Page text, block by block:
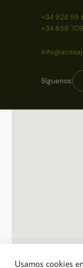
+34 928 59
+34 659
Síguenos:
Usamos cookies